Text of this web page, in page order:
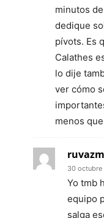
minutos
dedique
pívots. Es
Calathes
lo dije
ver cómo
menos
30 octubre
Yo tmb
equipo
salga